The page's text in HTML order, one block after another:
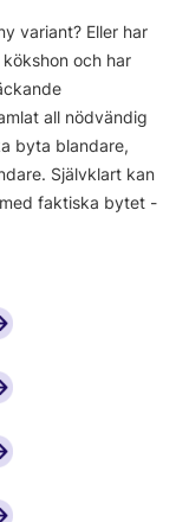
variant? Eller har
och har
all nödvändig
byta blandare,
Självklart kan
faktiska bytet -